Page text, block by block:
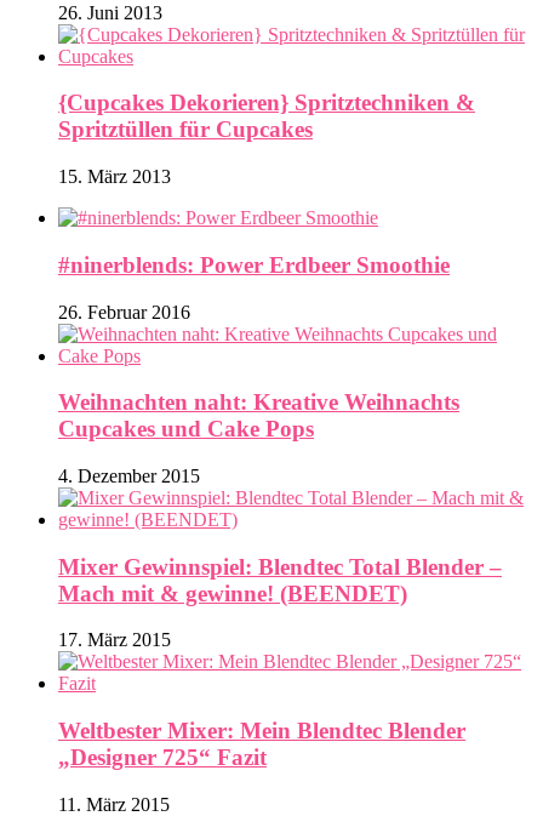
26. Juni 2013
{Cupcakes Dekorieren} Spritztechniken &
Spritztüllen für Cupcakes
15. März 2013
#ninerblends: Power Erdbeer Smoothie
26. Februar 2016
Weihnachten naht: Kreative Weihnachts
Cupcakes und Cake Pops
4. Dezember 2015
Mixer Gewinnspiel: Blendtec Total Blender –
Mach mit & gewinne! (BEENDET)
17. März 2015
Weltbester Mixer: Mein Blendtec Blender
„Designer 725“ Fazit
11. März 2015